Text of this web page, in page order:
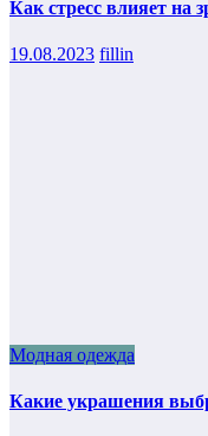
Как стресс влияет на
19.08.2023 fillin
Модная одежда
Какие украшения